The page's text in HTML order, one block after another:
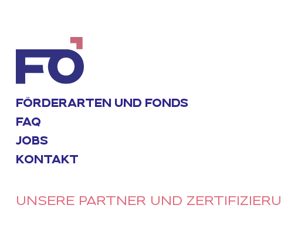
FÖRDERARTEN UND FONDS
FAQ
JOBS
KONTAKT
UNSERE PARTNER UND